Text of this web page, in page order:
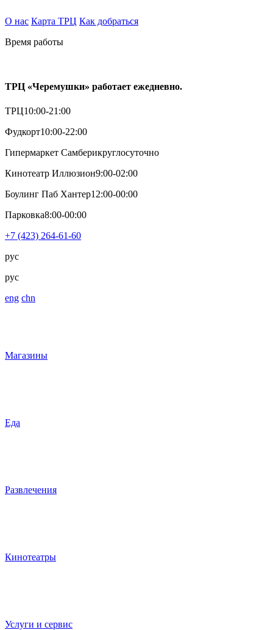
О нас Карта ТРЦ Как добраться
Время работы
ТРЦ «Черемушки» работает ежедневно.
ТРЦ10:00-21:00
Фудкорт10:00-22:00
Гипермаркет Самберикруглосуточно
Кинотеатр Иллюзион9:00-02:00
Боулинг Паб Хантер12:00-00:00
Парковка8:00-00:00
+7 (423) 264-61-60
рус
рус
eng chn
Магазины
Еда
Развлечения
Кинотеатры
Услуги и сервис